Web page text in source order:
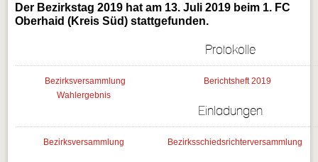
Der Bezirkstag 2019 hat am 13. Juli 2019 beim 1. FC
Oberhaid (Kreis Süd) stattgefunden.
Protokolle
Bezirksversammlung
Berichtsheft 2019
Wahlergebnis
Einladungen
Bezirksversammlung Bezirksschiedsrichterversammlung